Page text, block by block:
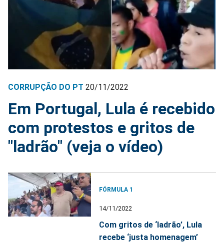
CORRUPÇÃO DO PT 20/11/2022
Em Portugal, Lula é recebido
com protestos e gritos de
"ladrão" (veja o vídeo)
FÓRMULA 1
14/11/2022
Com gritos de ‘ladrão’, Lula
recebe ‘justa homenagem’